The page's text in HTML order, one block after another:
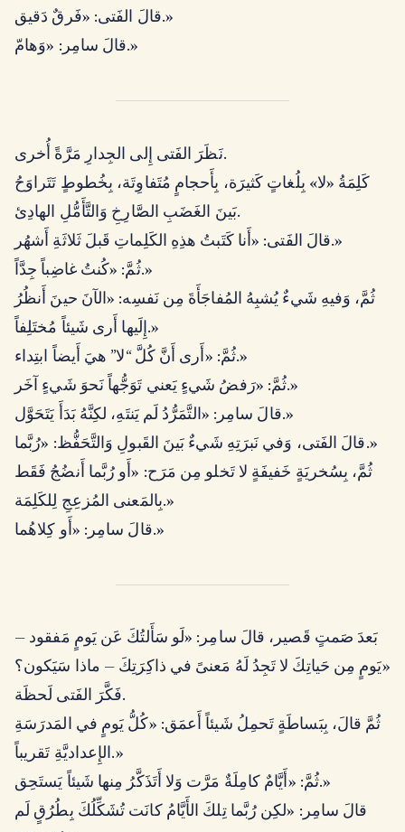
قالَ الفَتى: «فَرقٌ دَقيق.»
قالَ سامِر: «وَهامّ.»
نَظَرَ الفَتى إِلى الجِدارِ مَرَّةً أُخرى.
كَلِمَةُ «لا» بِلُغاتٍ كَثيرَة، بِأَحجامٍ مُتَفاوِتَة، بِخُطوطٍ تَتَراوَحُ
بَينَ الغَضَبِ الصَّارِخِ وَالتَّأَمُّلِ الهادِئ.
قالَ الفَتى: «أَنا كَتَبتُ هذِهِ الكَلِماتِ قَبلَ ثَلاثَةِ أَشهُر.»
ثُمَّ: «كُنتُ غاضِباً جِدَّاً.»
ثُمَّ، وَفيهِ شَيءٌ يُشبِهُ المُفاجَأَةَ مِن نَفسِه: «الآنَ حينَ أَنظُرُ
إِلَيها أَرى شَيئاً مُختَلِفاً.»
ثُمَّ: «أَرى أَنَّ كُلَّ “لا” هيَ أَيضاً ابتِداء.»
ثُمَّ: «رَفضُ شَيءٍ يَعني تَوَجُّهاً نَحوَ شَيءٍ آخَر.»
قالَ سامِر: «التَّمَرُّدُ لَم يَنتَهِ، لكِنَّهُ بَدَأَ يَتَحَوَّل.»
قالَ الفَتى، وَفي نَبرَتِهِ شَيءٌ بَينَ القَبولِ وَالتَّحَفُّظ: «رُبَّما.»
ثُمَّ، بِسُخريَةٍ خَفيفَةٍ لا تَخلو مِن مَرَح: «أَو رُبَّما أَنضُجُ فَقَط
بِالمَعنى المُزعِجِ لِلكَلِمَة.»
قالَ سامِر: «أَو كِلاهُما.»
بَعدَ صَمتٍ قَصير، قالَ سامِر: «لَو سَأَلتُكَ عَن يَومٍ مَفقود —
يَومٍ مِن حَياتِكَ لا تَجِدُ لَهُ مَعنىً في ذاكِرَتِكَ — ماذا سَيَكون؟»
فَكَّرَ الفَتى لَحظَة.
ثُمَّ قالَ، بِبَساطَةٍ تَحمِلُ شَيئاً أَعمَق: «كُلُّ يَومٍ في المَدرَسَةِ
الإِعداديَّةِ تَقريباً.»
ثُمَّ: «أَيَّامٌ كامِلَةٌ مَرَّت وَلا أَتَذَكَّرُ مِنها شَيئاً يَستَحِق.»
قالَ سامِر: «لكِن رُبَّما تِلكَ الأَيَّامُ كانَت تُشَكِّلُكَ بِطُرُقٍ لَم